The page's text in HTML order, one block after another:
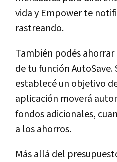
vida y Empower te
rastreando.
También podés ahorrar
de tu función
establecé un objetivo
aplicación moverá
fondos adicionales,
a los ahorros.
Más allá del